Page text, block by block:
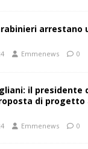
Emmenews 0
il presidente
di progetto
Emmenews 0